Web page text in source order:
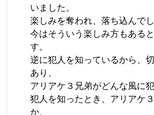
いました。
楽しみを奪われ、落ち込んでし
今はそういう楽しみ方もある
す。
逆に犯人を知っているから、
あり、
アリアケ３兄弟がどんな風に
犯人を知ったとき、アリアケ
か、